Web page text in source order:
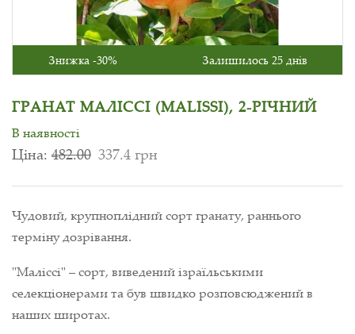
Знижка -30% Залишилось 25 днів
ГРАНАТ МАЛІССІ (MALISSI), 2-РІЧНИЙ
В наявності
Ціна: 482.00 337.4 грн
Чудовий, крупноплідний сорт гранату, раннього
терміну дозрівання.
"Маліссі" – сорт, виведений ізраїльськими
селекціонерами та був швидко розповсюджений в
наших широтах.